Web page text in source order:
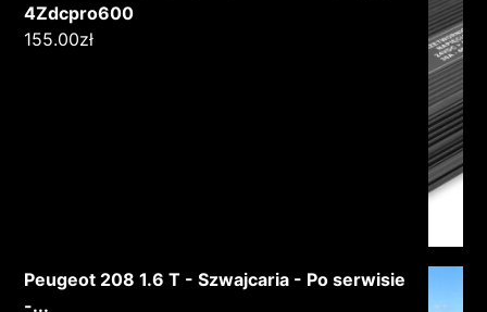
4Zdcpro600
155.00zł
Peugeot 208 1.6 T - Szwajcaria - Po serwisie
-...